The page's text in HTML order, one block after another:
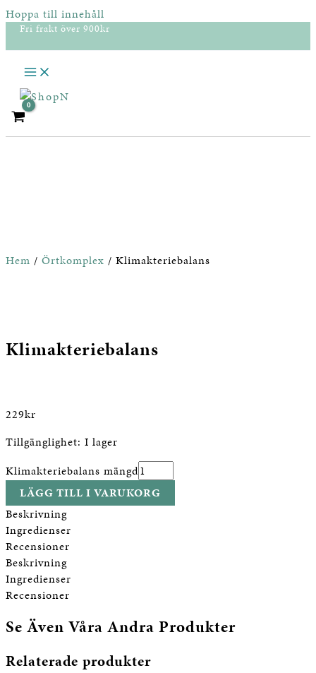
Hoppa till innehåll
Fri frakt över 900kr
Hem / Örtkomplex / Klimakteriebalans
Klimakteriebalans
229kr
Tillgänglighet: I lager
Klimakteriebalans mängd
LÄGG TILL I VARUKORG
Beskrivning
Ingredienser
Recensioner
Beskrivning
Ingredienser
Recensioner
Se Även Våra Andra Produkter
Relaterade produkter